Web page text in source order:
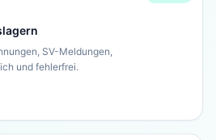
SV-Meldungen,
und fehlerfrei.